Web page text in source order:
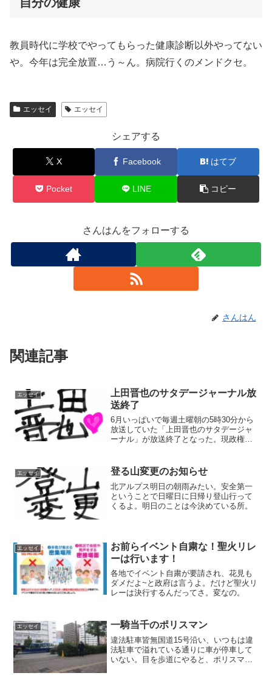
教員時代に学校でやってもらった健康診断以外やってない
や。今年は完全放置…う～ん。病院行くのメンドクセ。
エッセイ エッセイ
シェアする
X Facebook はてブ
Pocket LINE コピー
さんはんをフォローする
さんはん
関連記事
エッセイ
上田晋也のサタデージャーナル放
送終了
6月いっぱいで毎週土曜朝の5時30分から
放送していた「上田晋也のサタデージャ
ーナル」が放送終了となった。現政権に
あるもんだ。後番組のMCを務める女子ア
ナの父は…なんと田村憲久自民党衆議院
議員ではないですか！さんはんが自由に
言いたい放題書いたよ。
エッセイ 登る山変更のお知らせ
北アルプス明日の朝雨みたい。安全第一
ということで日曜日に日帰り登山行って
くるよ。明日のことは今決めている所。
エッセイ
お前らイベント自粛な！聖火リレ
ーは行います！
各地でイベント自粛が要請され、花見も
ダメだよ~と政府は言うよ。だけど聖火リ
レーは決行するんだってさ。変なの。
エッセイ 一騎当千のポリスマン
違法駐車皆無国道15号沿い、いつもは違
法駐車で溢れている通りに車が停車して
いない。目を歩道にやると、ポリスマン